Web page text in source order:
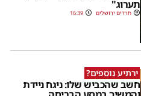
תערוג"
חרדים ירושלים 16:39
ירתיע נוספים?
חשב שהכביש שלו: ניגח ניידת